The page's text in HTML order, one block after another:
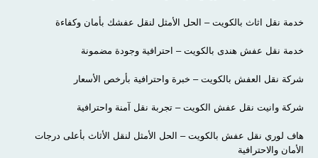
خدمة نقل اثاث بالكويت – الحل الأمثل لنقل عفشك بأمان وكفاءة
خدمة نقل عفش هندى بالكويت – احترافية وجودة مضمونة
شركة نقل العفش بالكويت – خبرة واحترافية بأرخص الأسعار
شركة وانيت نقل عفش الكويت – تجربة نقل آمنة واحترافية
هاف لوري نقل عفش بالكويت – الحل الأمثل لنقل الأثاث بأعلى درجات
الأمان والاحترافية